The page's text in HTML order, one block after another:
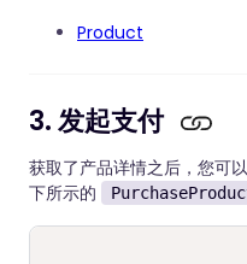
Product
3. 发起支付
获取了产品详情之后，您可
下所示的